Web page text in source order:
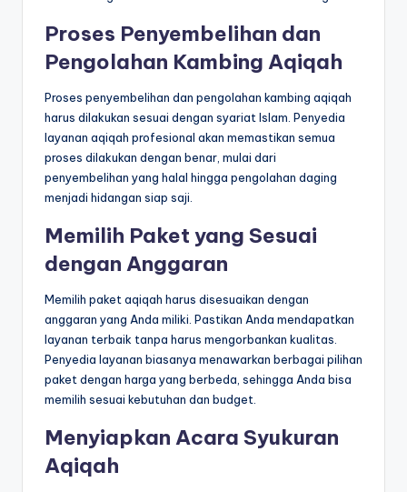
Proses Penyembelihan dan
Pengolahan Kambing Aqiqah
Proses penyembelihan dan pengolahan kambing aqiqah
harus dilakukan sesuai dengan syariat Islam. Penyedia
layanan aqiqah profesional akan memastikan semua
proses dilakukan dengan benar, mulai dari
penyembelihan yang halal hingga pengolahan daging
menjadi hidangan siap saji.
Memilih Paket yang Sesuai
dengan Anggaran
Memilih paket aqiqah harus disesuaikan dengan
anggaran yang Anda miliki. Pastikan Anda mendapatkan
layanan terbaik tanpa harus mengorbankan kualitas.
Penyedia layanan biasanya menawarkan berbagai pilihan
paket dengan harga yang berbeda, sehingga Anda bisa
memilih sesuai kebutuhan dan budget.
Menyiapkan Acara Syukuran
Aqiqah